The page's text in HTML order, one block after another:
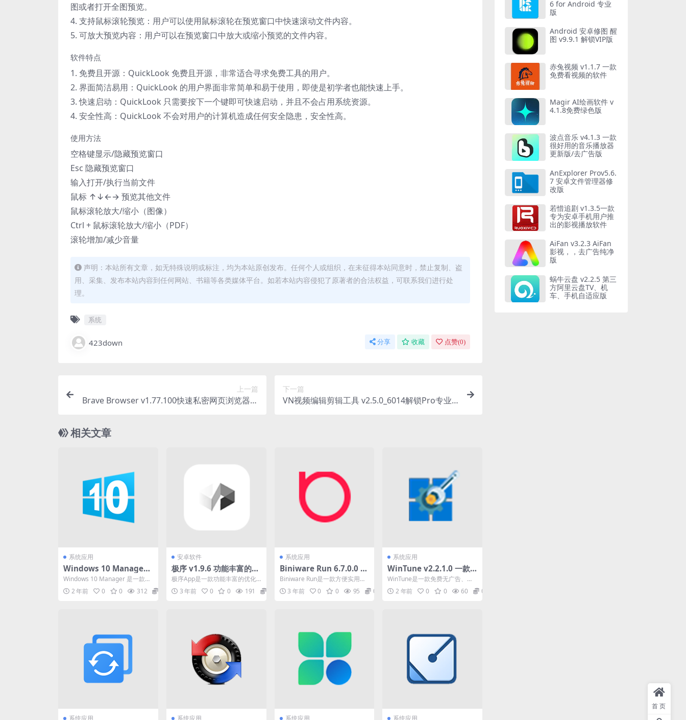
图或者打开全图预览。
4. 支持鼠标滚轮预览：用户可以使用鼠标滚轮在预览窗口中快速滚动文件内容。
5. 可放大预览内容：用户可以在预览窗口中放大或缩小预览的文件内容。
软件特点
1. 免费且开源：QuickLook 免费且开源，非常适合寻求免费工具的用户。
2. 界面简洁易用：QuickLook 的用户界面非常简单和易于使用，即使是初学者也能快速上手。
3. 快速启动：QuickLook 只需要按下一个键即可快速启动，并且不会占用系统资源。
4. 安全性高：QuickLook 不会对用户的计算机造成任何安全隐患，安全性高。
使用方法
空格键显示/隐藏预览窗口
Esc 隐藏预览窗口
输入打开/执行当前文件
鼠标 ↑↓←→ 预览其他文件
鼠标滚轮放大/缩小（图像）
Ctrl + 鼠标滚轮放大/缩小（PDF）
滚轮增加/减少音量
声明：本站所有文章，如无特殊说明或标注，均为本站原创发布。任何个人或组织，在未征得本站同意时，禁止复制、盗
用、采集、发布本站内容到任何网站、书籍等各类媒体平台。如若本站内容侵犯了原著者的合法权益，可联系我们进行处
理。
系统
423down 分享 收藏 点赞(0)
上一篇
Brave Browser v1.77.100快速私密网页浏览器中
下一篇
VN视频编辑剪辑工具 v2.5.0_6014解锁Pro专业
相关文章
系统应用
Windows 10 Manager
(电脑优化清理)v3.9.3 / v
2.0.4 中文破解便携式版
Windows 10 Manager 是一款一
体电脑化优清理软件。是 Wind
o... 2 年前 0 0 312
安卓软件
极序 v1.9.6 功能丰富的多
功能手机工具箱，去更
新，解锁会员版
极序App是一款功能丰富的优化
系统工具软件，提供了多种实用
功能，如计算器、图片压...
3 年前 0 0 191
系统应用
Biniware Run 6.7.0.0 一
款方便实用的应用程序启
动器和管理工具
Biniware Run是一款方便实用的
应用程序启动器和管理工具。它
可以帮助用户...
3 年前 0 0 95 0
系统应用
WinTune v2.2.1.0 一款
免费无广告、绿色免安装
的系统优化软件 绿色便携
版
WinTune是一款免费无广告、绿
色免安装的系统优化软件，拥有
系统优化、隐私优化...
2 年前 0 0 60 0
6 for Android 专业
版
Android 安卓修图 醒
图 v9.9.1 解锁VIP版
赤兔视频 v1.1.7 一款
免费看视频的软件
Magir AI绘画软件 v
4.1.8免费绿色版
波点音乐 v4.1.3 一款
很好用的音乐播放器
更新版/去广告版
AnExplorer Prov5.6.
7 安卓文件管理器修
改版
若惜追剧 v1.3.5一款
专为安卓手机用户推
出的影视播放软件
AiFan v3.2.3 AiFan
影视，，去广告纯净
版
蜗牛云盘 v2.2.5 第三
方阿里云盘TV、机
车、手机自适应版
首页